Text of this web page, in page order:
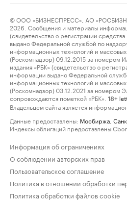
© ООО «БИЗНЕСПРЕСС», АО
2026. Сообщения и материалы
(свидетельство о регистрации
выдано Федеральной службой по
информационных технологий и
(Роскомнадзор) 09.12.2015 за номером
издания «РБК» (свидетельство о
информации выдано Федеральной
информационных технологий и
(Роскомнадзор) 03.12.2021 за номером
сопровождаются пометкой «РБК».
18+
Владельцем сайта является
Данные предоставлены: Мосбиржа
Индексы облигаций предоставлены
Информация об ограничениях
О соблюдении авторских прав
Пользовательское соглашение
Политика в отношении обработки
Политика обработки файлов cookie